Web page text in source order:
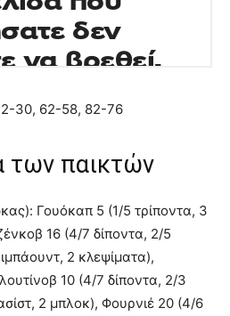
30, 62-58, 82-76
των παικτών
Γουόκαπ 5 (1/5 τρίποντα, 3
16 (4/7 δίποντα, 2/5
2 κλεψίματα),
10 (4/7 δίποντα, 2/3
2 μπλοκ), Φουρνιέ 20 (4/6